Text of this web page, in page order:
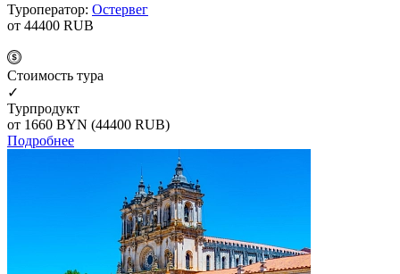
Туроператор: Остервег
от 44400 RUB
Cтоимость тура
✓
Турпродукт
от 1660 BYN (44400 RUB)
Подробнее